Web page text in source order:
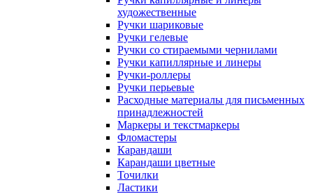
художественные
Ручки шариковые
Ручки гелевые
Ручки со стираемыми чернилами
Ручки капиллярные и линеры
Ручки-роллеры
Ручки перьевые
Расходные материалы для письменных
принадлежностей
Маркеры и текстмаркеры
Фломастеры
Карандаши
Карандаши цветные
Точилки
Ластики